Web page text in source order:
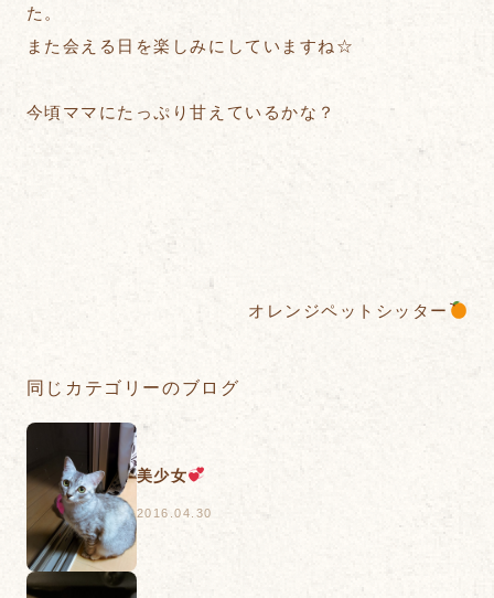
た。
また会える日を楽しみにしていますね☆
今頃ママにたっぷり甘えているかな？
オレンジペットシッター
同じカテゴリーのブログ
美少女
2016.04.30